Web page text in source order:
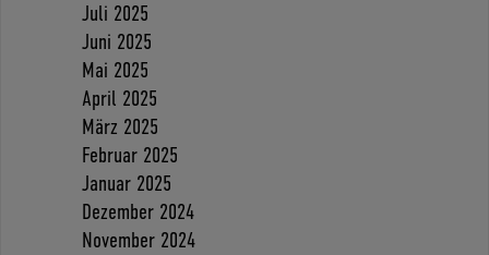
Juli 2025
Juni 2025
Mai 2025
April 2025
März 2025
Februar 2025
Januar 2025
Dezember 2024
November 2024